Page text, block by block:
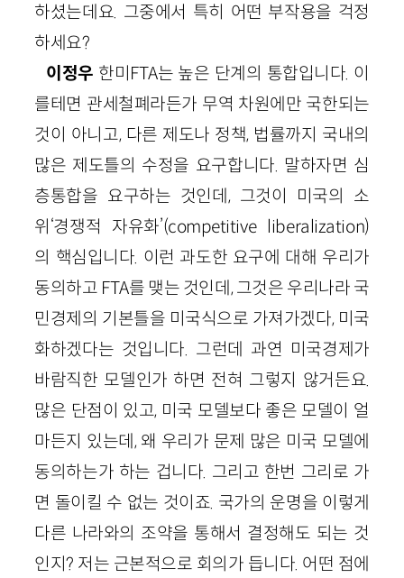
하셨는데요. 그중에서 특히 어떤 부작용을 걱정
하세요?
이정우 한미FTA는 높은 단계의 통합입니다. 이
를테면 관세철폐라든가 무역 차원에만 국한되는
것이 아니고, 다른 제도나 정책, 법률까지 국내의
많은 제도틀의 수정을 요구합니다. 말하자면 심
층통합을 요구하는 것인데, 그것이 미국의 소
위‘경쟁적 자유화’(competitive liberalization)
의 핵심입니다. 이런 과도한 요구에 대해 우리가
동의하고 FTA를 맺는 것인데, 그것은 우리나라 국
민경제의 기본틀을 미국식으로 가져가겠다, 미국
화하겠다는 것입니다. 그런데 과연 미국경제가
바람직한 모델인가 하면 전혀 그렇지 않거든요.
많은 단점이 있고, 미국 모델보다 좋은 모델이 얼
마든지 있는데, 왜 우리가 문제 많은 미국 모델에
동의하는가 하는 겁니다. 그리고 한번 그리로 가
면 돌이킬 수 없는 것이죠. 국가의 운명을 이렇게
다른 나라와의 조약을 통해서 결정해도 되는 것
인지? 저는 근본적으로 회의가 듭니다. 어떤 점에